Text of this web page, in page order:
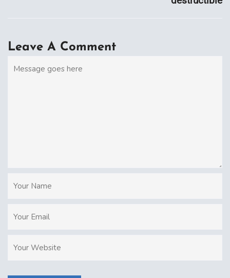
Leave A Comment